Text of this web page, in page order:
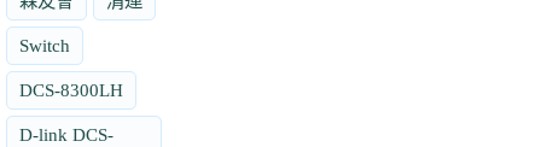
Switch
DCS-8300LH
D-link DCS-